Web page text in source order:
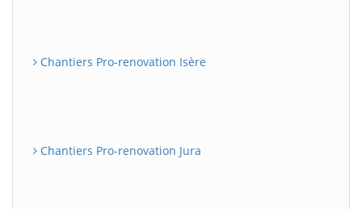
Chantiers Pro-renovation Isère
Chantiers Pro-renovation Jura